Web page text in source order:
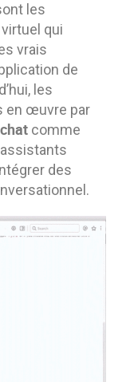
les
virtuel qui
vrais
de
les
en œuvre par
comme
des